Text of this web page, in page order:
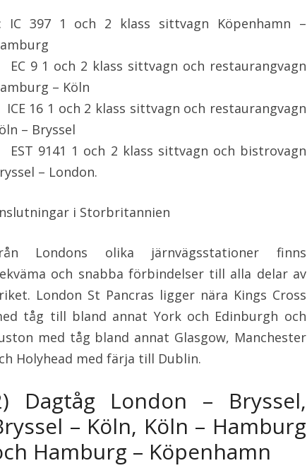
IC 397 1 och 2 klass sittvagn Köpenhamn –
EC 9 1 och 2 klass sittvagn och restaurangvagn
– Köln
ICE 16 1 och 2 klass sittvagn och restaurangvagn
– Bryssel
EST 9141 1 och 2 klass sittvagn och bistrovagn
– London.
i Storbritannien
Londons olika järnvägsstationer finns
och snabba förbindelser till alla delar av
London St Pancras ligger nära Kings Cross
tåg till bland annat York och Edinburgh och
med tåg bland annat Glasgow, Manchester
Holyhead med färja till Dublin.
Dagtåg London – Bryssel,
– Köln, Köln – Hamburg
Hamburg – Köpenhamn